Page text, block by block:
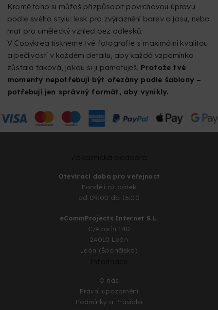
Kromě toho si můžeš přizpůsobit povrchovou úpravu
podle svého stylu: lesk pro zvýraznění barev a jasu, nebo
mat pro umělecký vzhled bez odlesků.
V Copykrea tiskneme tvé fotografie s maximální kvalitou
a pečlivostí v každém detailu, aby každá vzpomínka
zůstala taková, jakou si ji pamatuješ. Protože tvé
momenty nepotřebují být ořezány podle šablony –
potřebují jen správný formát, aby vynikly.
Otevírací doba pro veřejnost
Pondělí až pátek
od 09:00 do 16:00
eCommProjects Internet S.L.
C/Azorín 140
24010 León
León (Španělsko)
O nás
Právní upozornění
Podmínky a Pravidla